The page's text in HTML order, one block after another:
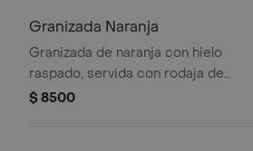
Granizada Naranja
Granizada de naranja con hielo
raspado, servida con rodaja de
naranja.
$ 8500